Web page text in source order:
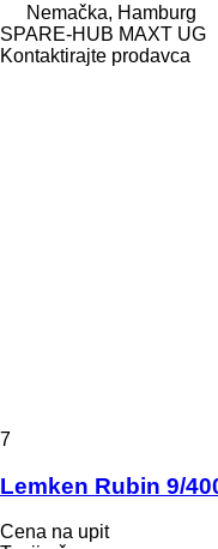
Nemačka, Hamburg
SPARE-HUB MAXT UG
Kontaktirajte prodavca
7
Lemken Rubin 9/
Cena na upit